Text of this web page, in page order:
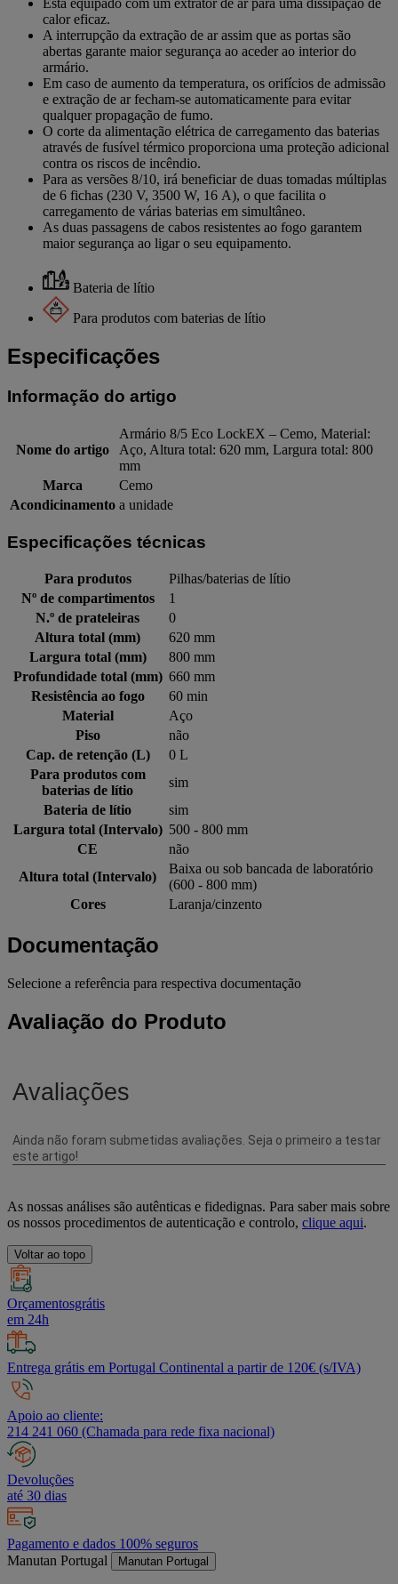
Está equipado com um extrator de ar para uma dissipação de
calor eficaz.
A interrupção da extração de ar assim que as portas são
abertas garante maior segurança ao aceder ao interior do
armário.
Em caso de aumento da temperatura, os orifícios de admissão
e extração de ar fecham-se automaticamente para evitar
qualquer propagação de fumo.
O corte da alimentação elétrica de carregamento das baterias
através de fusível térmico proporciona uma proteção adicional
contra os riscos de incêndio.
Para as versões 8/10, irá beneficiar de duas tomadas múltiplas
de 6 fichas (230 V, 3500 W, 16 A), o que facilita o
carregamento de várias baterias em simultâneo.
As duas passagens de cabos resistentes ao fogo garantem
maior segurança ao ligar o seu equipamento.
Bateria de lítio
Para produtos com baterias de lítio
Especificações
Informação do artigo
Nome do artigo
Armário 8/5 Eco LockEX – Cemo, Material:
Aço, Altura total: 620 mm, Largura total: 800
mm
Marca
Cemo
Acondicinamento a unidade
Especificações técnicas
Para produtos
Pilhas/baterias de lítio
Nº de compartimentos
1
N.º de prateleiras
0
Altura total (mm)
620 mm
Largura total (mm)
800 mm
Profundidade total (mm) 660 mm
Resistência ao fogo
60 min
Material
Aço
Piso
não
Cap. de retenção (L)
0 L
Para produtos com
baterias de lítio
sim
Bateria de lítio
sim
Largura total (Intervalo) 500 - 800 mm
CE
não
Altura total (Intervalo)
Baixa ou sob bancada de laboratório
(600 - 800 mm)
Cores
Laranja/cinzento
Documentação
Selecione a referência para respectiva documentação
Avaliação do Produto
As nossas análises são autênticas e fidedignas. Para saber mais sobre
os nossos procedimentos de autenticação e controlo, clique aqui.
Voltar ao topo
Orçamentosgrátis
em 24h
Entrega grátis em Portugal Continental a partir de 120€ (s/IVA)
Apoio ao cliente:
214 241 060 (Chamada para rede fixa nacional)
Devoluções
até 30 dias
Pagamento e dados 100% seguros
Manutan Portugal
Manutan Portugal